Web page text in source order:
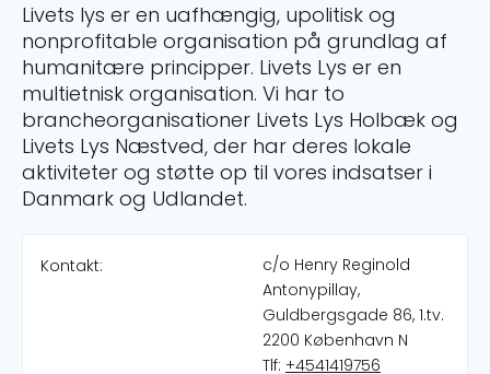
Livets lys er en uafhængig, upolitisk og
nonprofitable organisation på grundlag af
humanitære principper. Livets Lys er en
multietnisk organisation. Vi har to
brancheorganisationer Livets Lys Holbæk og
Livets Lys Næstved, der har deres lokale
aktiviteter og støtte op til vores indsatser i
Danmark og Udlandet.
Kontakt:
c/o Henry Reginold
Antonypillay,
Guldbergsgade 86, 1.tv.
2200 København N
Tlf: +4541419756